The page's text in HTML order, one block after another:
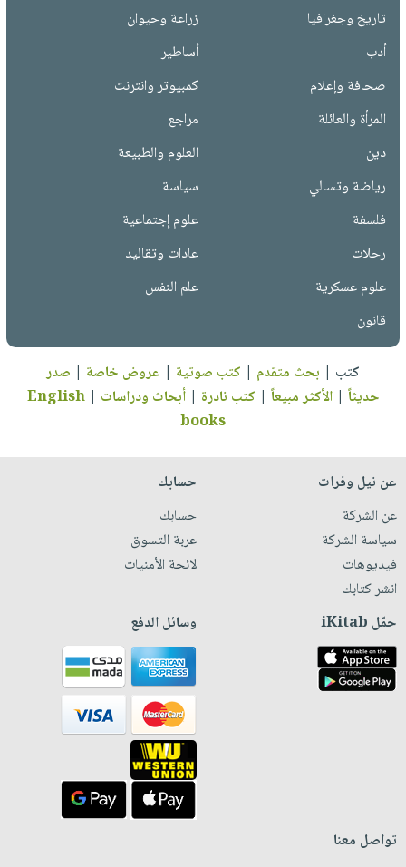
تاريخ وجغرافيا
زراعة وحيوان
أدب
أساطير
صحافة وإعلام
كمبيوتر وانترنت
المرأة والعائلة
مراجع
دين
العلوم والطبيعة
رياضة وتسالي
سياسة
فلسفة
علوم إجتماعية
رحلات
عادات وتقاليد
علوم عسكرية
علم النفس
قانون
كتب | بحث متقدم | كتب صوتية | عروض خاصة | صدر
حديثاً |الأكثر مبيعاً | كتب نادرة |أبحاث ودراسات |
English
books
عن نيل وفرات
عن الشركة
سياسة الشركة
فيديوهات
انشر كتابك
حسابك
حسابك
عربة التسوق
لائحة الأمنيات
حمّل iKitab وسائل الدفع
تواصل معنا